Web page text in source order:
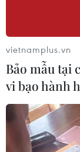
vietnamplus.vn
Bảo mẫu tại
vi bạo hành